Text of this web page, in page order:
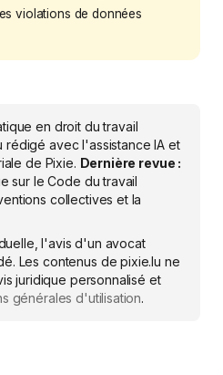
violations de données
en droit du travail
rédigé avec l'assistance IA et
de Pixie. Dernière revue :
sur le Code du travail
collectives et la
l'avis d'un avocat
Les contenus de pixie.lu ne
juridique personnalisé et
générales d'utilisation.